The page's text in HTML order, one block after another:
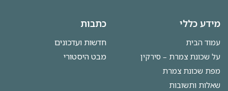
מידע כללי
עמוד הבית
על שכונת צמרת – סירקין
מפת שכונת צמרת
שאלות ותשובות
כתבות
חדשות ועדכונים
מבט היסטורי